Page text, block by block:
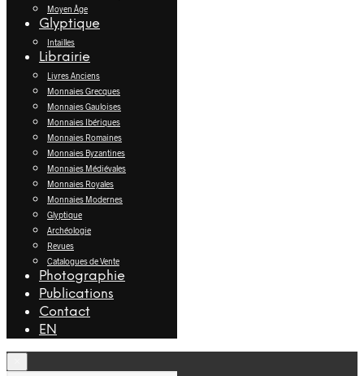
Moyen Âge
Glyptique
Intailles
Librairie
Livres Anciens
Monnaies Grecques
Monnaies Gauloises
Monnaies Ibériques
Monnaies Romaines
Monnaies Byzantines
Monnaies Médiévales
Monnaies Royales
Monnaies Modernes
Glyptique
Archéologie
Revues
Catalogues de Vente
Photographie
Publications
Contact
EN